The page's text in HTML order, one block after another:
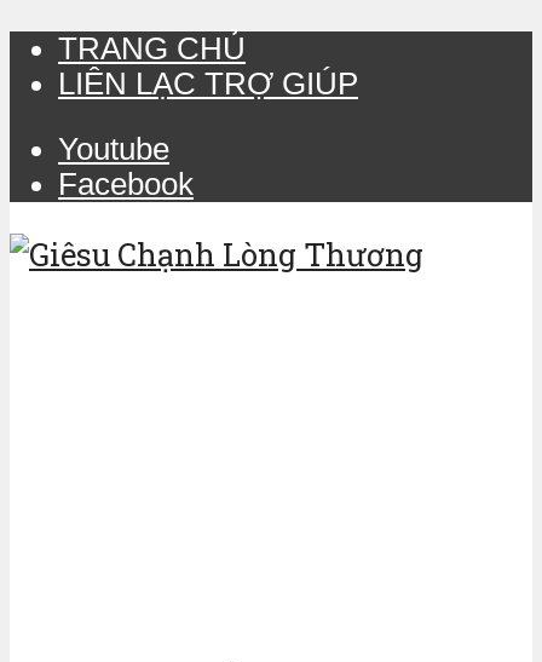
TRANG CHỦ
LIÊN LẠC TRỢ GIÚP
Youtube
Facebook